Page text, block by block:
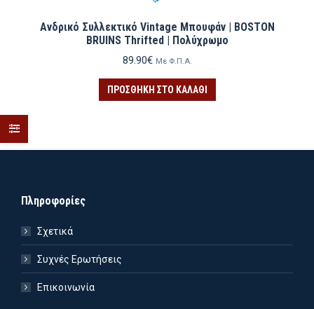
Ανδρικό Συλλεκτικό Vintage Μπουφάν | BOSTON
BRUINS Thrifted | Πολύχρωμο
89.90€ Με Φ.Π.Α.
ΠΡΟΣΘΉΚΗ ΣΤΟ ΚΑΛΆΘΙ
Πληροφορίες
Σχετικά
Συχνές Ερωτήσεις
Επικοινωνία